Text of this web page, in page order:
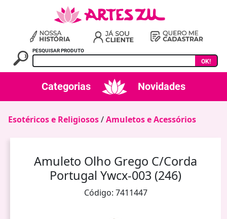
PESQUISAR PRODUTO
OK!
Categorias Novidades
Esotéricos e Religiosos/Amuletos e Acessórios
Amuleto Olho Grego C/Corda
Portugal Ywcx-003 (246)
Código: 7411447